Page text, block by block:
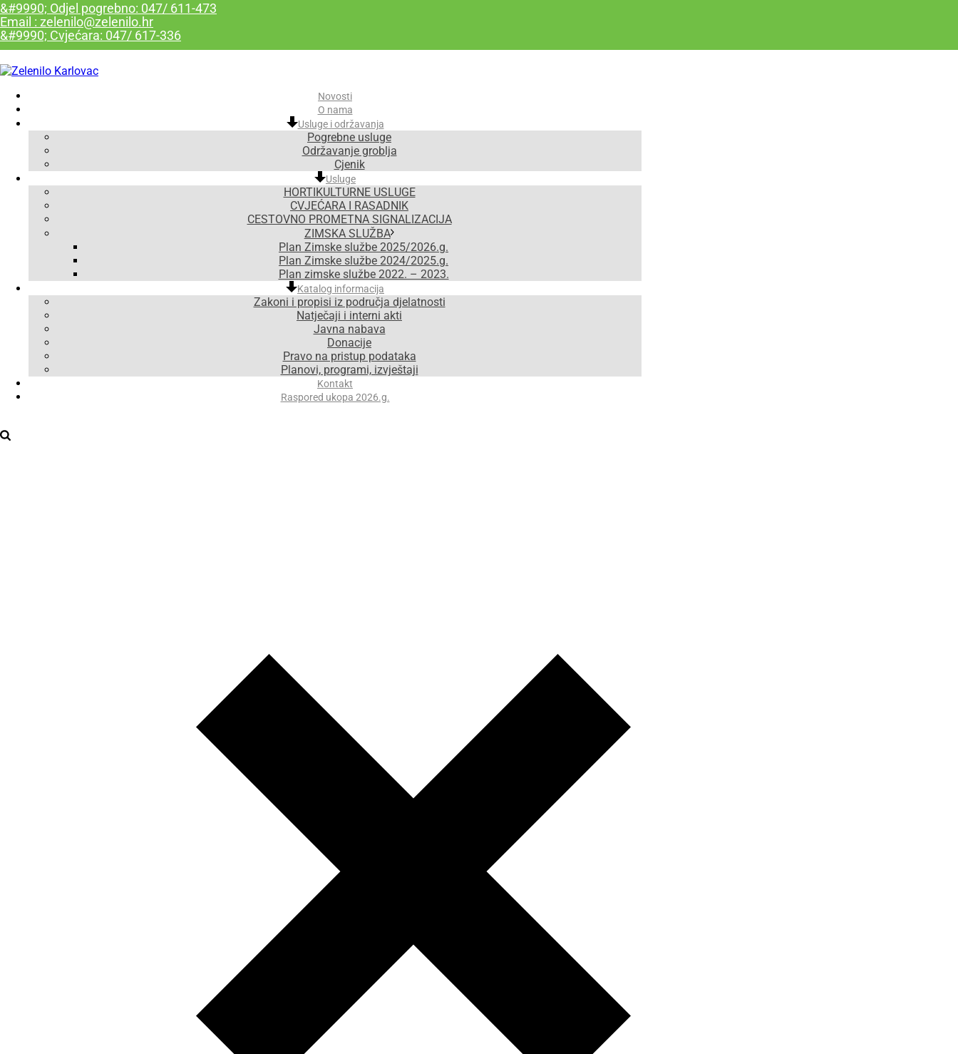
&#9990; Odjel pogrebno: 047/ 611-473
Email : zelenilo@zelenilo.hr
&#9990; Cvjećara: 047/ 617-336
Novosti
O nama
Usluge i održavanja
Pogrebne usluge
Održavanje groblja
Cjenik
Usluge
HORTIKULTURNE USLUGE
CVJEĆARA I RASADNIK
CESTOVNO PROMETNA SIGNALIZACIJA
ZIMSKA SLUŽBA
Plan Zimske službe 2025/2026.g.
Plan Zimske službe 2024/2025.g.
Plan zimske službe 2022. – 2023.
Katalog informacija
Zakoni i propisi iz područja djelatnosti
Natječaji i interni akti
Javna nabava
Donacije
Pravo na pristup podataka
Planovi, programi, izvještaji
Kontakt
Raspored ukopa 2026.g.